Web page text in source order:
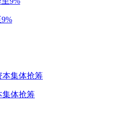
集体抢筹